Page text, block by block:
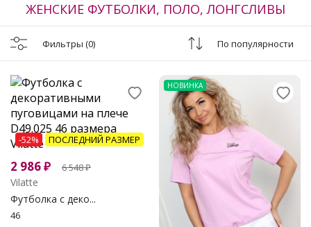
ЖЕНСКИЕ ФУТБОЛКИ, ПОЛО, ЛОНГСЛИВЫ
Фильтры (0) По популярности
-52% ПОСЛЕДНИЙ РАЗМЕР
2 986₽ 6 548₽
Vilatte
Футболка с деко...
46
НОВИНКА